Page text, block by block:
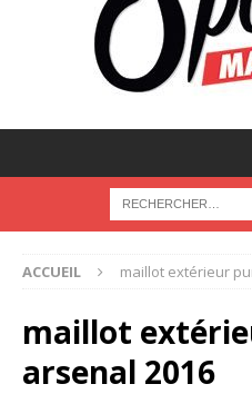
ACCUEIL maillot extérieur
maillot
arsenal 2016